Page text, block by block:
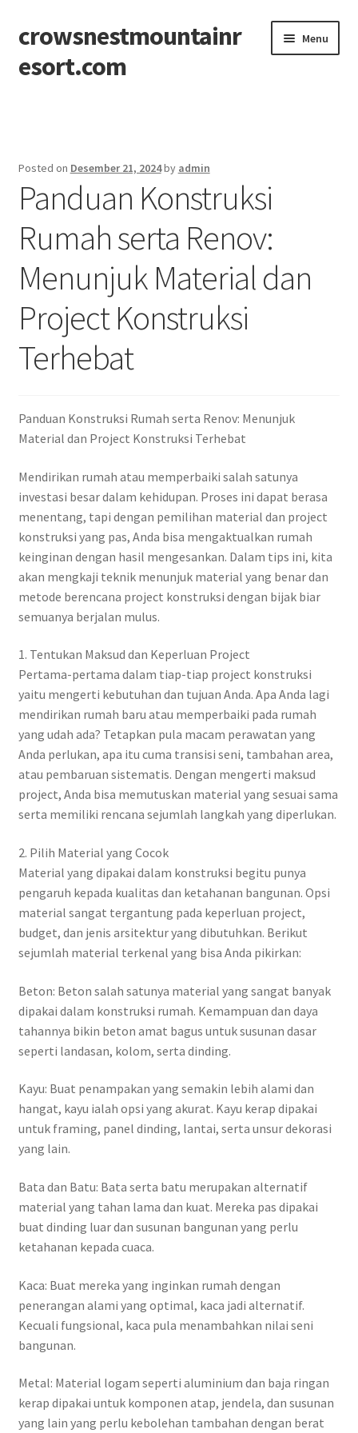
Skip
to
navigation
Skip
to
content
crowsnestmountainr
esort.com
Menu
Contact
Disclaimer
Privacy Policy
Sitemap
Posted on Desember 21, 2024by admin
Panduan Konstruksi
Rumah serta Renov:
Menunjuk Material dan
Project Konstruksi
Terhebat
Panduan Konstruksi Rumah serta Renov: Menunjuk
Material dan Project Konstruksi Terhebat
Mendirikan rumah atau memperbaiki salah satunya
investasi besar dalam kehidupan. Proses ini dapat berasa
menentang, tapi dengan pemilihan material dan project
konstruksi yang pas, Anda bisa mengaktualkan rumah
keinginan dengan hasil mengesankan. Dalam tips ini, kita
akan mengkaji teknik menunjuk material yang benar dan
metode berencana project konstruksi dengan bijak biar
semuanya berjalan mulus.
1. Tentukan Maksud dan Keperluan Project
Pertama-pertama dalam tiap-tiap project konstruksi
yaitu mengerti kebutuhan dan tujuan Anda. Apa Anda lagi
mendirikan rumah baru atau memperbaiki pada rumah
yang udah ada? Tetapkan pula macam perawatan yang
Anda perlukan, apa itu cuma transisi seni, tambahan area,
atau pembaruan sistematis. Dengan mengerti maksud
project, Anda bisa memutuskan material yang sesuai sama
serta memiliki rencana sejumlah langkah yang diperlukan.
2. Pilih Material yang Cocok
Material yang dipakai dalam konstruksi begitu punya
pengaruh kepada kualitas dan ketahanan bangunan. Opsi
material sangat tergantung pada keperluan project,
budget, dan jenis arsitektur yang dibutuhkan. Berikut
sejumlah material terkenal yang bisa Anda pikirkan:
Beton: Beton salah satunya material yang sangat banyak
dipakai dalam konstruksi rumah. Kemampuan dan daya
tahannya bikin beton amat bagus untuk susunan dasar
seperti landasan, kolom, serta dinding.
Kayu: Buat penampakan yang semakin lebih alami dan
hangat, kayu ialah opsi yang akurat. Kayu kerap dipakai
untuk framing, panel dinding, lantai, serta unsur dekorasi
yang lain.
Bata dan Batu: Bata serta batu merupakan alternatif
material yang tahan lama dan kuat. Mereka pas dipakai
buat dinding luar dan susunan bangunan yang perlu
ketahanan kepada cuaca.
Kaca: Buat mereka yang inginkan rumah dengan
penerangan alami yang optimal, kaca jadi alternatif.
Kecuali fungsional, kaca pula menambahkan nilai seni
bangunan.
Metal: Material logam seperti aluminium dan baja ringan
kerap dipakai untuk komponen atap, jendela, dan susunan
yang lain yang perlu kebolehan tambahan dengan berat